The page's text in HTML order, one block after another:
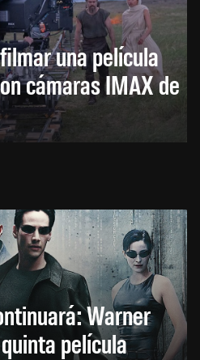
una película
cámaras IMAX de
Warner
película